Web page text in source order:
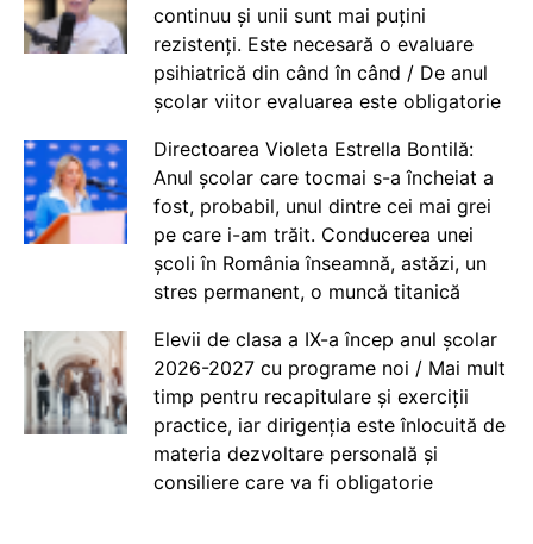
continuu și unii sunt mai puțini
rezistenți. Este necesară o evaluare
psihiatrică din când în când / De anul
școlar viitor evaluarea este obligatorie
Directoarea Violeta Estrella Bontilă:
Anul școlar care tocmai s-a încheiat a
fost, probabil, unul dintre cei mai grei
pe care i-am trăit. Conducerea unei
școli în România înseamnă, astăzi, un
stres permanent, o muncă titanică
Elevii de clasa a IX-a încep anul școlar
2026-2027 cu programe noi / Mai mult
timp pentru recapitulare și exerciții
practice, iar dirigenția este înlocuită de
materia dezvoltare personală și
consiliere care va fi obligatorie